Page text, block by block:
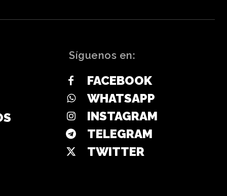
Síguenos en:
FACEBOOK
WHATSAPP
INSTAGRAM
TELEGRAM
TWITTER